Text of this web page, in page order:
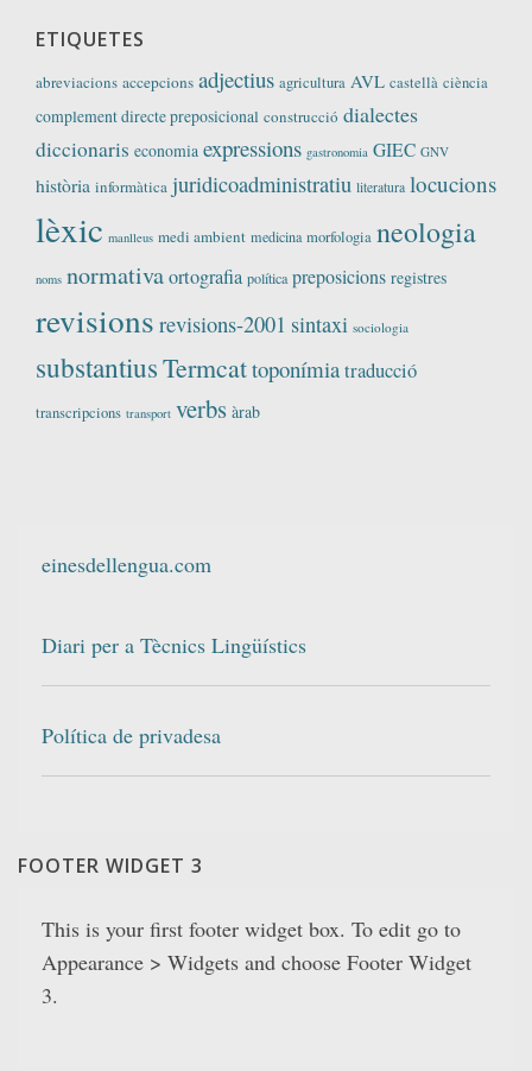
ETIQUETES
abreviacions accepcions adjectius agricultura AVL castellà ciència
complement directe preposicional construcció dialectes
diccionaris economia expressions gastronomia GIEC GNV
història informàtica juridicoadministratiu literatura locucions
lèxic manlleus medi ambient medicina morfologia neologia
noms normativaortografia política preposicions registres
revisions revisions-2001 sintaxi sociologia
substantiusTermcattoponímiatraducció
transcripcions transport verbs àrab
einesdellengua.com
Diari per a Tècnics Lingüístics
Política de privadesa
FOOTER WIDGET 3
This is your first footer widget box. To edit go to
Appearance > Widgets and choose Footer Widget
3.